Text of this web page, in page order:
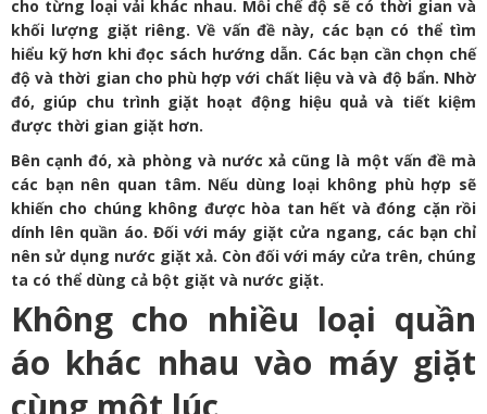
cho từng loại vải khác nhau. Mỗi chế độ sẽ có thời gian và
khối lượng giặt riêng. Về vấn đề này, các bạn có thể tìm
hiểu kỹ hơn khi đọc sách hướng dẫn. Các bạn cần chọn chế
độ và thời gian cho phù hợp với chất liệu và và độ bẩn. Nhờ
đó, giúp chu trình giặt hoạt động hiệu quả và tiết kiệm
được thời gian giặt hơn.
Bên cạnh đó, xà phòng và nước xả cũng là một vấn đề mà
các bạn nên quan tâm. Nếu dùng loại không phù hợp sẽ
khiến cho chúng không được hòa tan hết và đóng cặn rồi
dính lên quần áo. Đối với máy giặt cửa ngang, các bạn chỉ
nên sử dụng nước giặt xả. Còn đối với máy cửa trên, chúng
ta có thể dùng cả bột giặt và nước giặt.
Không cho nhiều loại quần
áo khác nhau vào máy giặt